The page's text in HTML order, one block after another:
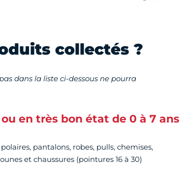
collectés ?
dans la liste ci-dessous ne pourra
en très bon état de 0 à 7 ans
pantalons, robes, pulls, chemises,
et chaussures (pointures 16 à 30)